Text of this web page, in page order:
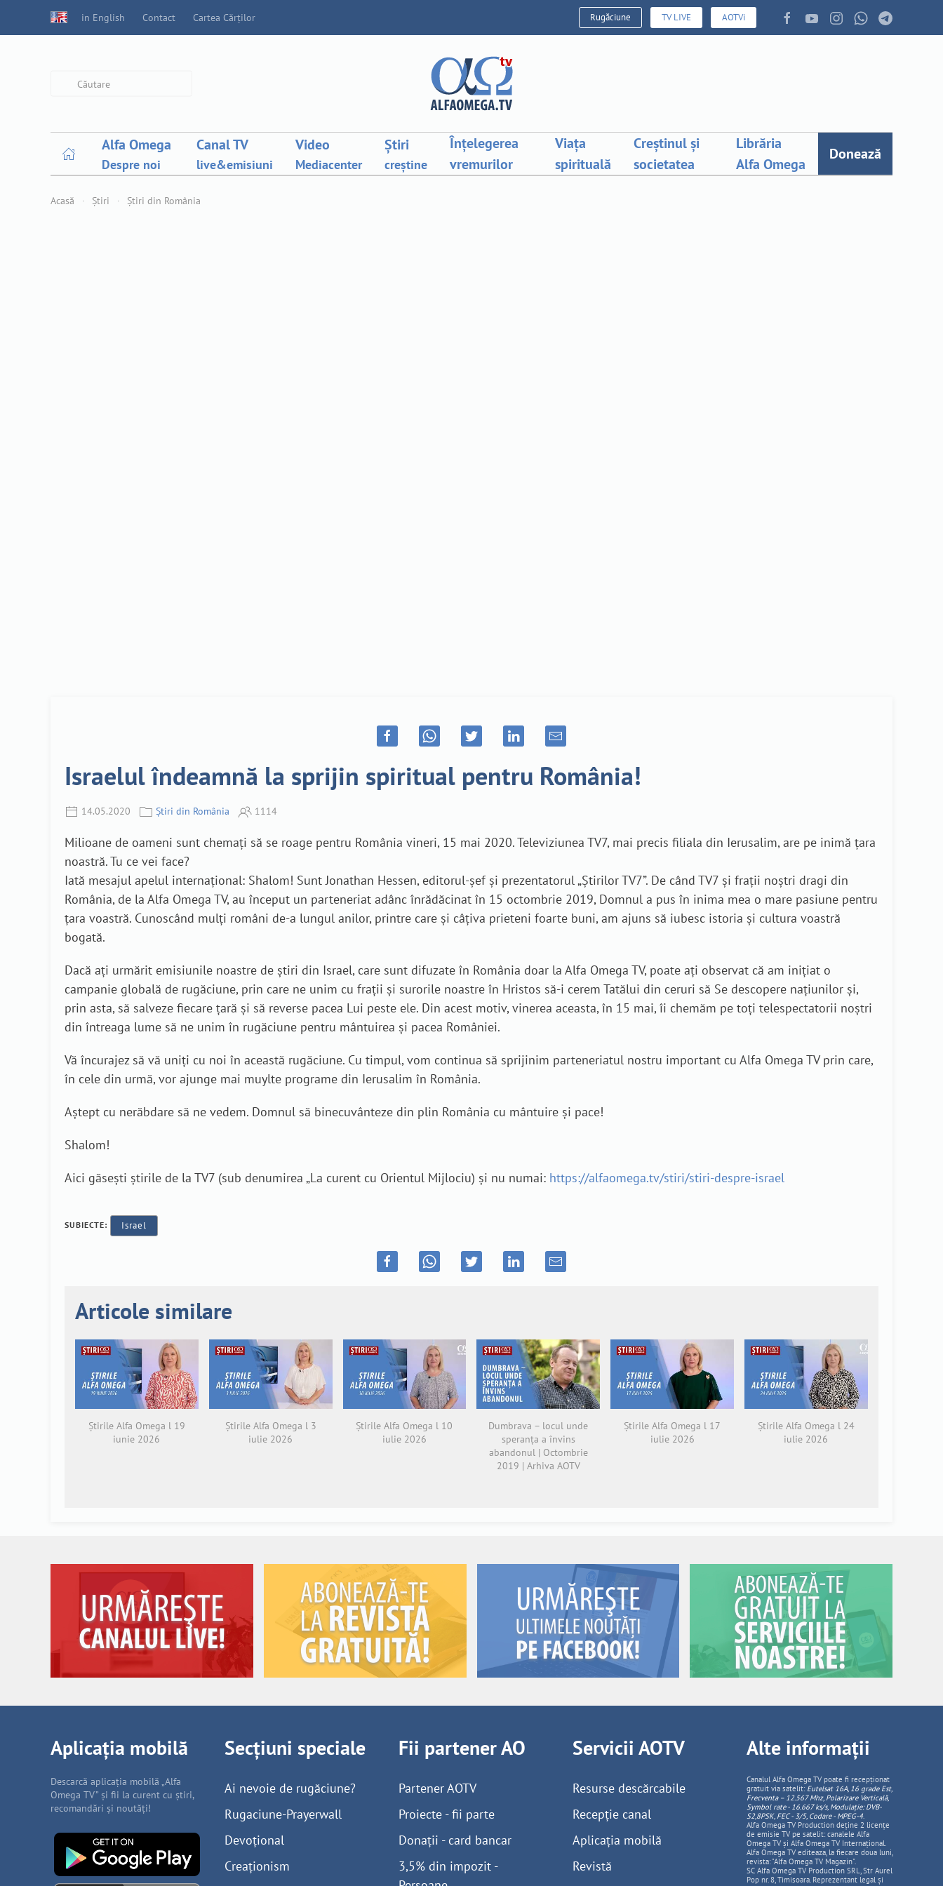
in English Contact Cartea Cărților Rugăciune TV LIVE AOTVi
Alfa Omega
Despre noi
Canal TV
live&emisiuni
Video
Mediacenter
Știri
creștine
Înțelegerea
vremurilor
Viața
spirituală
Creștinul și
societatea
Librăria
Alfa Omega
Donează
Acasă Știri Știri din România
Israelul îndeamnă la sprijin spiritual pentru România!
14.05.2020 Știri din România 1114
Milioane de oameni sunt chemați să se roage pentru România vineri, 15 mai 2020. Televiziunea TV7, mai precis filiala din Ierusalim, are pe inimă țara
noastră. Tu ce vei face?
Iată mesajul apelul internațional: Shalom! Sunt Jonathan Hessen, editorul-șef și prezentatorul „Știrilor TV7”. De când TV7 și frații noștri dragi din
România, de la Alfa Omega TV, au început un parteneriat adânc înrădăcinat în 15 octombrie 2019, Domnul a pus în inima mea o mare pasiune pentru
țara voastră. Cunoscând mulți români de-a lungul anilor, printre care și câțiva prieteni foarte buni, am ajuns să iubesc istoria și cultura voastră
bogată.
Dacă ați urmărit emisiunile noastre de știri din Israel, care sunt difuzate în România doar la Alfa Omega TV, poate ați observat că am inițiat o
campanie globală de rugăciune, prin care ne unim cu frații și surorile noastre în Hristos să-i cerem Tatălui din ceruri să Se descopere națiunilor și,
prin asta, să salveze fiecare țară și să reverse pacea Lui peste ele. Din acest motiv, vinerea aceasta, în 15 mai, îi chemăm pe toți telespectatorii noștri
din întreaga lume să ne unim în rugăciune pentru mântuirea și pacea României.
Vă încurajez să vă uniți cu noi în această rugăciune. Cu timpul, vom continua să sprijinim parteneriatul nostru important cu Alfa Omega TV prin care,
în cele din urmă, vor ajunge mai muylte programe din Ierusalim în România.
Aștept cu nerăbdare să ne vedem. Domnul să binecuvânteze din plin România cu mântuire și pace!
Shalom!
Aici găsești știrile de la TV7 (sub denumirea „La curent cu Orientul Mijlociu) și nu numai: https://alfaomega.tv/stiri/stiri-despre-israel
SUBIECTE: Israel
Articole similare
Știrile Alfa Omega l 19
iunie 2026
Știrile Alfa Omega l 3
iulie 2026
Știrile Alfa Omega l 10
iulie 2026
Dumbrava – locul unde
speranța a învins
abandonul | Octombrie
2019 | Arhiva AOTV
Știrile Alfa Omega l 17
iulie 2026
Știrile Alfa Omega l 24
iulie 2026
Aplicația mobilă
Descarcă aplicația mobilă „Alfa
Omega TV” și fii la curent cu știri,
recomandări și noutăți!
Secțiuni speciale
Ai nevoie de rugăciune?
Rugaciune-Prayerwall
Devoțional
Creaționism
Fii partener AO
Partener AOTV
Proiecte - fii parte
Donații - card bancar
3,5% din impozit -
Servicii AOTV
Resurse descărcabile
Recepție canal
Aplicația mobilă
Revistă
Alte informații
Canalul Alfa Omega TV poate fi recepționat
gratuit via satelit: Eutelsat 16A, 16 grade Est,
Frecventa – 12.567 Mhz, PolarizareVerticală,
Symbol rate - 16.667 ks/s, Modulație: DVB-
S2,8PSK, FEC - 3/5, Codare - MPEG-4.
Alfa Omega TV Production deține 2 licențe
de emisie TV pe satelit: canalele Alfa
Omega TV și Alfa Omega TV Internațional.
Alfa Omega TV editeaza, la fiecare doua luni,
revista: "Alfa Omega TV Magazin".
SC Alfa Omega TV Production SRL, Str Aurel
Pop nr. 8, Timisoara. Reprezentant legal și